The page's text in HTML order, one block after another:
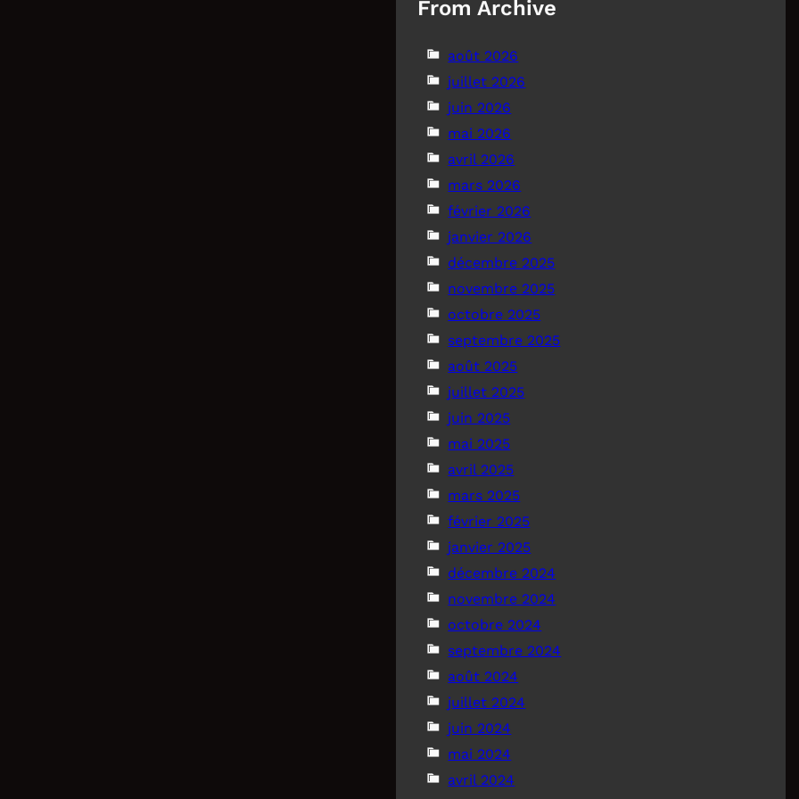
From Archive
août 2026
juillet 2026
juin 2026
mai 2026
avril 2026
mars 2026
février 2026
janvier 2026
décembre 2025
novembre 2025
octobre 2025
septembre 2025
août 2025
juillet 2025
juin 2025
mai 2025
avril 2025
mars 2025
février 2025
janvier 2025
décembre 2024
novembre 2024
octobre 2024
septembre 2024
août 2024
juillet 2024
juin 2024
mai 2024
avril 2024